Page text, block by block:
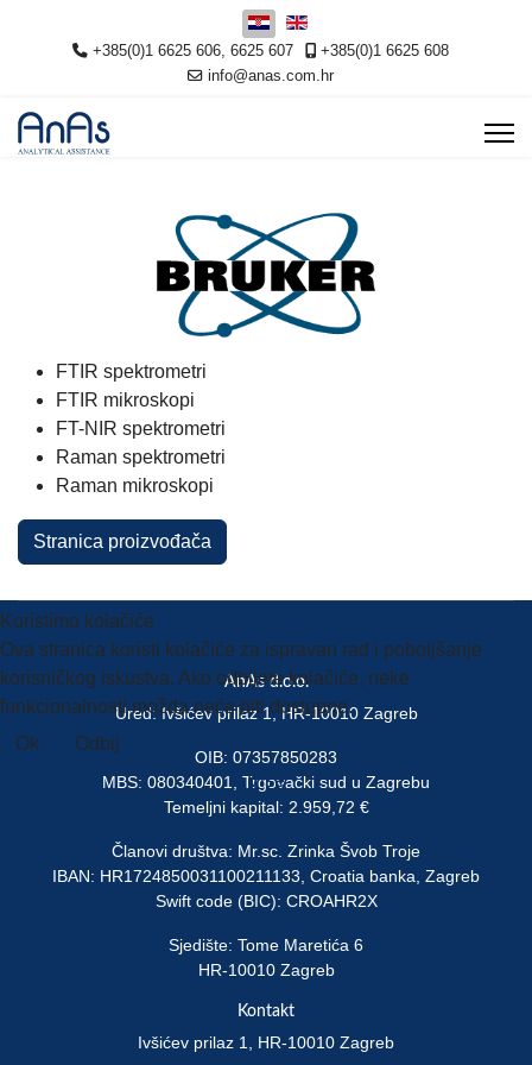
Odaberite svoj jezik
+385(0)1 6625 606, 6625 607
+385(0)1 6625 608
info@anas.com.hr
FTIR spektrometri
FTIR mikroskopi
FT-NIR spektrometri
Raman spektrometri
Raman mikroskopi
Stranica proizvođača
AnAs d.o.o.
Ured: Ivšićev prilaz 1, HR-10010 Zagreb
OIB: 07357850283
MBS: 080340401, Trgovački sud u Zagrebu
Temeljni kapital: 2.959,72 €
Članovi društva: Mr.sc. Zrinka Švob Troje
IBAN: HR1724850031100211133, Croatia banka, Zagreb
Swift code (BIC): CROAHR2X
Sjedište: Tome Maretića 6
HR-10010 Zagreb
Kontakt
Ivšićev prilaz 1, HR-10010 Zagreb
Koristimo kolačiće
Ova stranica koristi kolačiće za ispravan rad i poboljšanje
korisničkog iskustva. Ako odbijete kolačiće, neke
funkcionalnosti možda neće biti dostupne.
Ok
Odbij
Više